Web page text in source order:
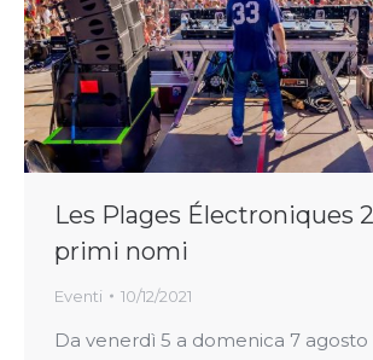
Les Plages Électroniques
primi nomi
Eventi 10/12/2021
Da venerdì 5 a domenica 7 agosto